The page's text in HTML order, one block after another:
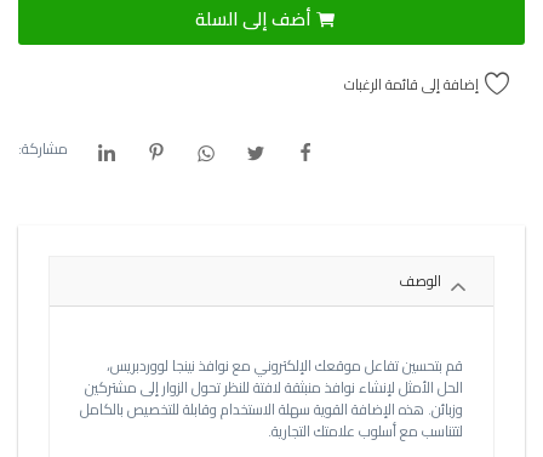
أضف إلى السلة
إضافة إلى قائمة الرغبات
مشاركة:
الوصف
قم بتحسين تفاعل موقعك الإلكتروني مع نوافذ نينجا لووردبريس،
الحل الأمثل لإنشاء نوافذ منبثقة لافتة للنظر تحول الزوار إلى مشتركين
وزبائن. هذه الإضافة القوية سهلة الاستخدام وقابلة للتخصيص بالكامل
لتتناسب مع أسلوب علامتك التجارية.